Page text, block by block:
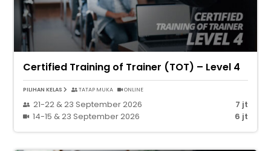
Certified Training of Trainer (TOT) – Level 4
PILIHAN KELAS TATAP MUKA ONLINE
21-22 & 23 September 2026
7 jt
14-15 & 23 September 2026
6 jt